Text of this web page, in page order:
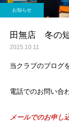
令和8年度
新規会員様
お知らせ
田無店 冬の
2025.10.11
当クラブのブログ
電話でのお問い
メールでのお申し